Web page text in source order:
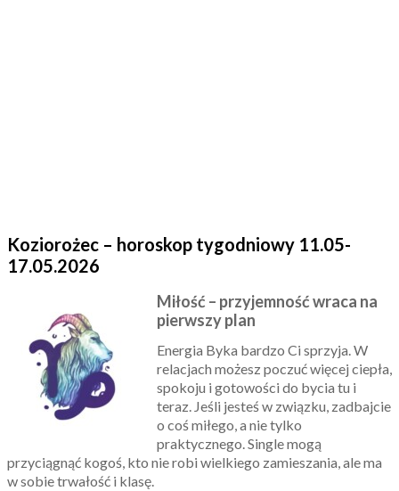
Koziorożec – horoskop tygodniowy 11.05-
17.05.2026
Miłość – przyjemność wraca na
pierwszy plan
Energia Byka bardzo Ci sprzyja. W
relacjach możesz poczuć więcej ciepła,
spokoju i gotowości do bycia tu i
teraz. Jeśli jesteś w związku, zadbajcie
o coś miłego, a nie tylko
praktycznego. Single mogą
przyciągnąć kogoś, kto nie robi wielkiego zamieszania, ale ma
w sobie trwałość i klasę.